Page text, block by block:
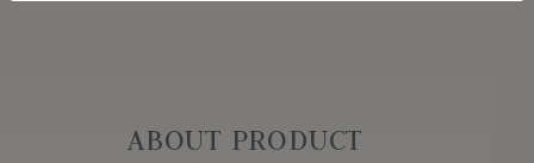
ABOUT PRODUCT